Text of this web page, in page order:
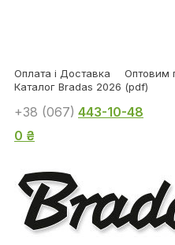
Оплата і Доставка
Оптовим
Каталог Bradas 2026 (pdf)
+38 (067) 443-10-48
0 ₴